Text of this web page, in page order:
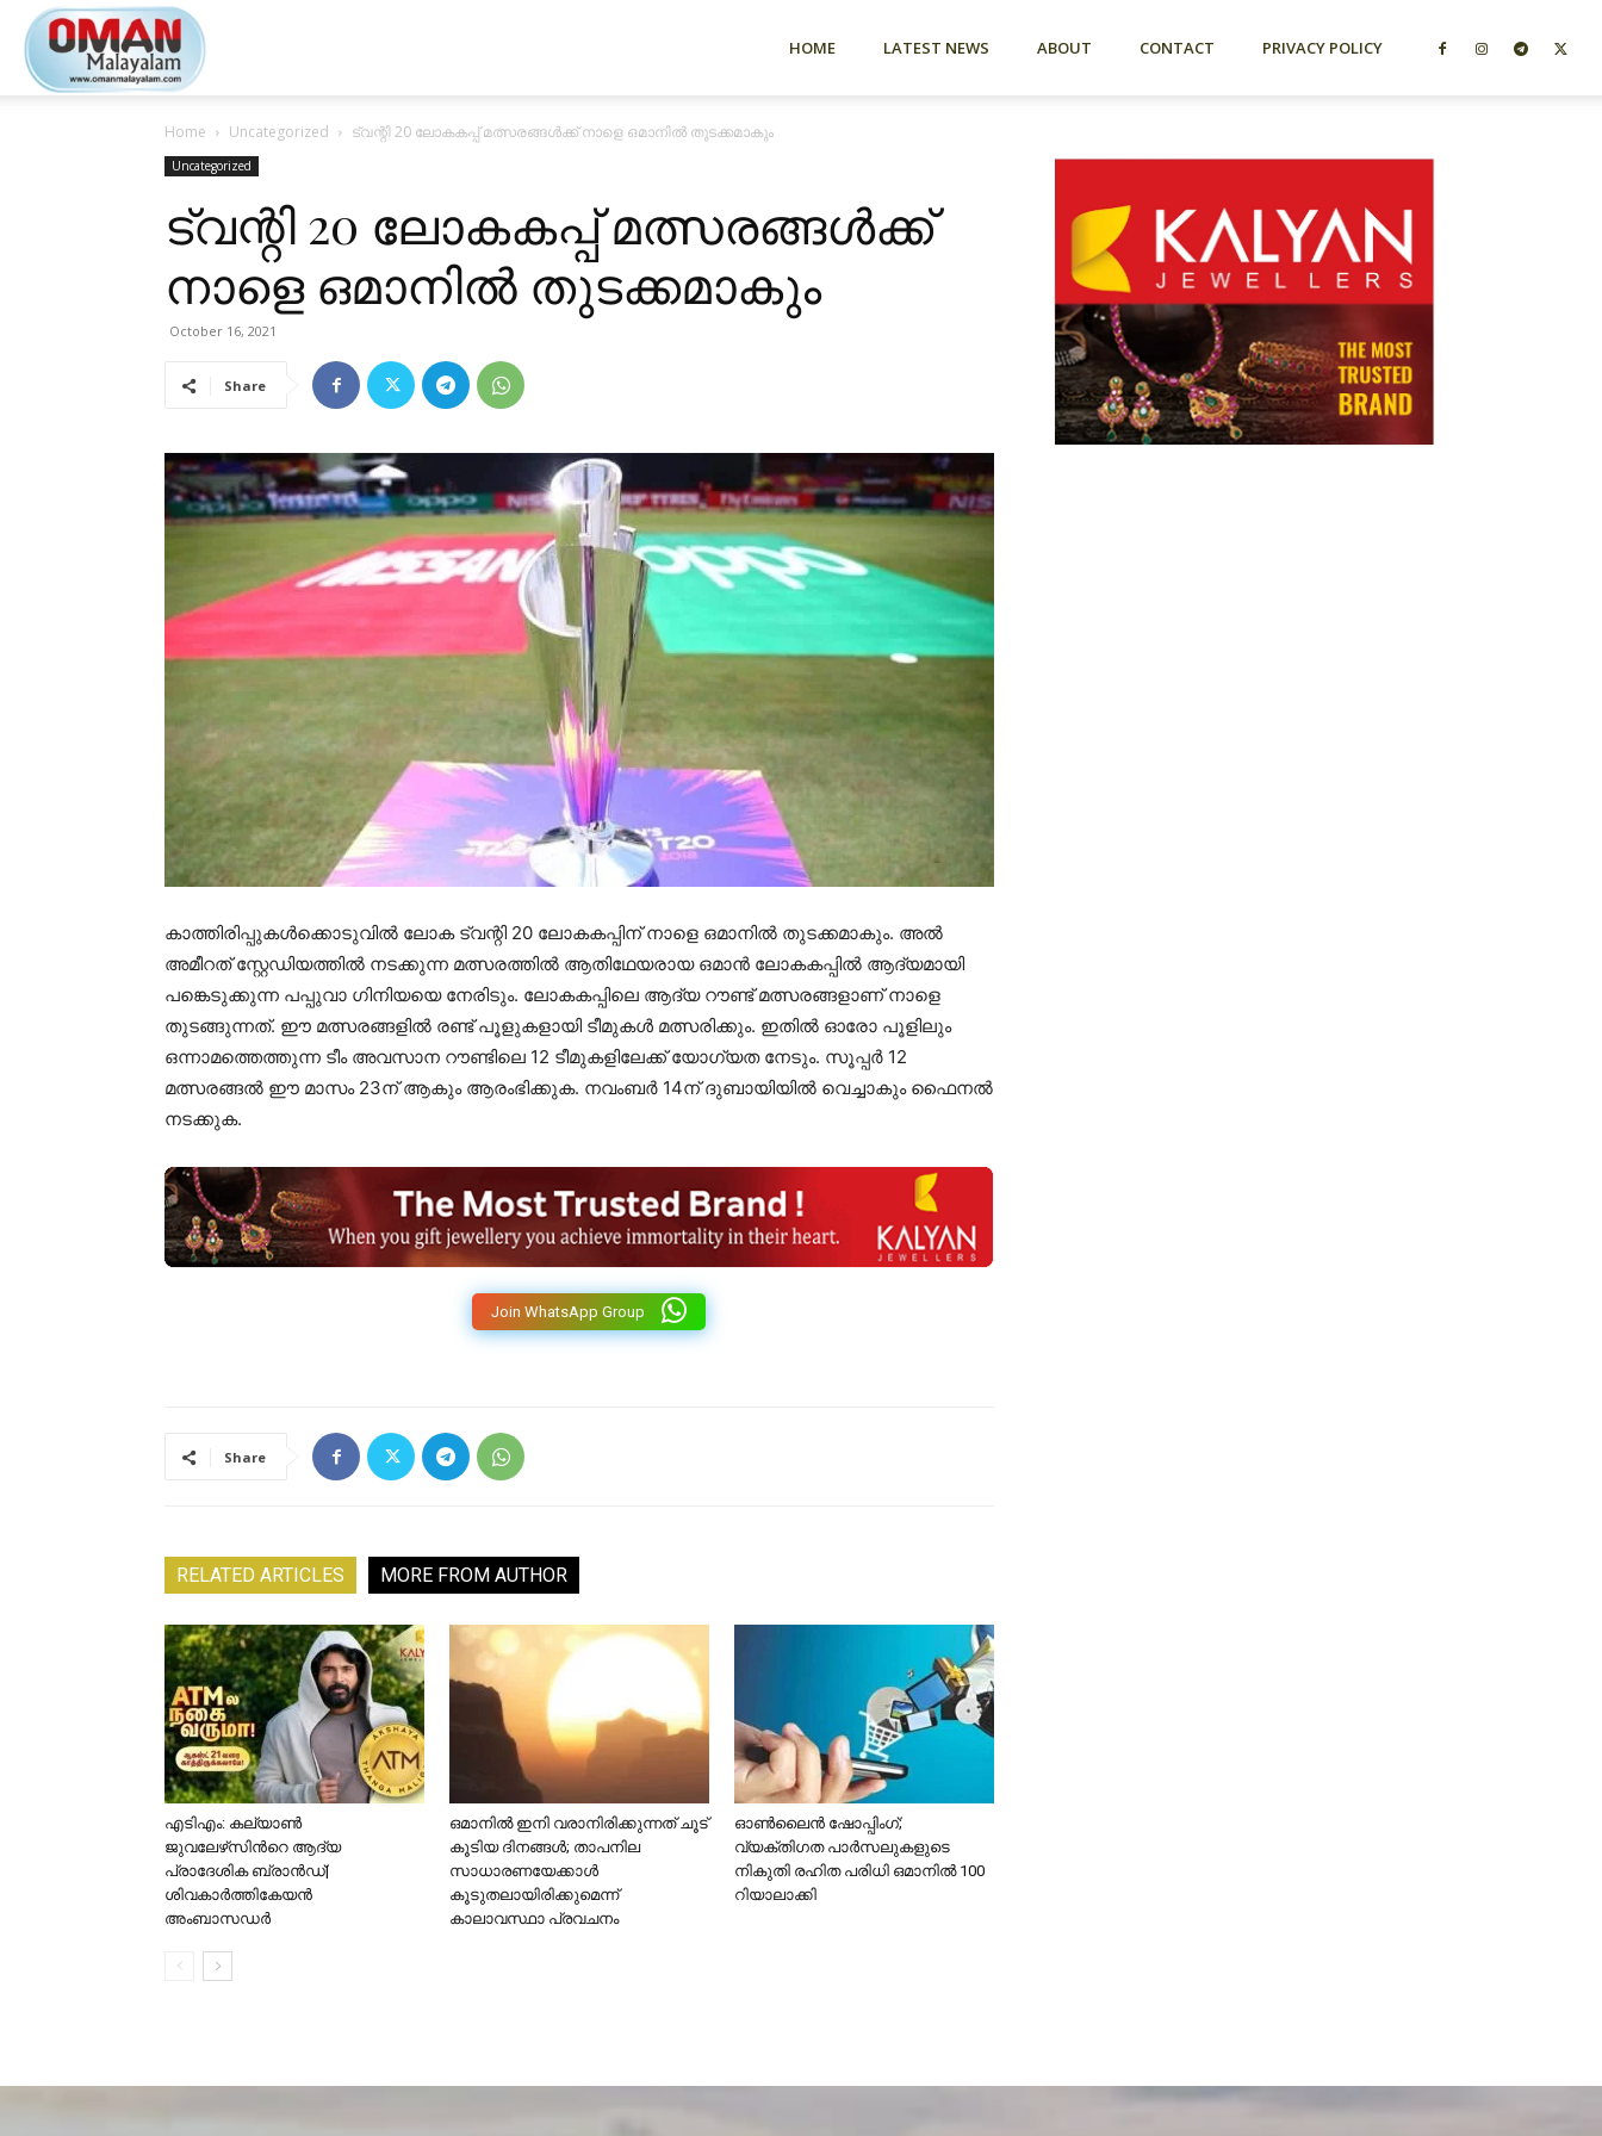
Malayalam
HOME LATEST NEWS ABOUT CONTACT PRIVACY POLICY
Home Uncategorized ട്വന്റി 20 ലോകകപ്പ് മത്സരങ്ങൾക്ക് നാളെ ഒമാനിൽ തുടക്കമാകും
Uncategorized
ട്വന്റി 20 ലോകകപ്പ് മത്സരങ്ങൾക്ക്
നാളെ ഒമാനിൽ തുടക്കമാകും
October 16, 2021
Share
കാത്തിരിപ്പുകൾക്കൊടുവിൽ ലോക ട്വന്റി 20 ലോകകപ്പിന് നാളെ ഒമാനിൽ തുടക്കമാകും. അൽ
അമീറത് സ്റ്റേഡിയത്തിൽ നടക്കുന്ന മത്സരത്തിൽ ആതിഥേയരായ ഒമാൻ ലോകകപ്പിൽ ആദ്യമായി
പങ്കെടുക്കുന്ന പപ്പുവാ ഗിനിയയെ നേരിടും. ലോകകപ്പിലെ ആദ്യ റൗണ്ട് മത്സരങ്ങളാണ് നാളെ
തുടങ്ങുന്നത്. ഈ മത്സരങ്ങളിൽ രണ്ട് പൂളുകളായി ടീമുകൾ മത്സരിക്കും. ഇതിൽ ഓരോ പൂളിലും
ഒന്നാമത്തെത്തുന്ന ടീം അവസാന റൗണ്ടിലെ 12 ടീമുകളിലേക്ക് യോഗ്യത നേടും. സൂപ്പർ 12
മത്സരങ്ങൽ ഈ മാസം 23ന് ആകും ആരംഭിക്കുക. നവംബർ 14ന് ദുബായിയിൽ വെച്ചാകും ഫൈനൽ
നടക്കുക.
Join WhatsApp Group
Share
RELATED ARTICLES MORE FROM AUTHOR
എടിഎം: കല്യാണ്‍
ജുവലേഴ്‌സിന്‍റെ ആദ്യ
പ്രാദേശിക ബ്രാന്‍ഡ്|
ശിവകാര്‍ത്തികേയന്‍
അംബാസഡര്‍
ഒമാനിൽ ഇനി വരാനിരിക്കുന്നത് ചൂട്
കൂടിയ ദിനങ്ങൾ; താപനില
സാധാരണയേക്കാൾ
കൂടുതലായിരിക്കുമെന്ന്
കാലാവസ്ഥാ പ്രവചനം
ഓൺലൈൻ ഷോപ്പിംഗ്;
വ്യക്തിഗത പാർസലുകളുടെ
നികുതി രഹിത പരിധി ഒമാനിൽ 100
റിയാലാക്കി